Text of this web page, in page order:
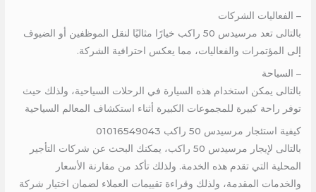
– الفعاليات الشركات
بالتالى تعد مرسيدس 50 راكب خيارًا مثاليًا لنقل الموظفين أو الضيوف
إلى المؤتمرات والفعاليات، مما يعكس احترافية الشركة.
– السياحة
بالتالى يمكن استخدام هذه السيارة في الرحلات السياحية، ولذلك حيث
توفر راحة كبيرة للمجموعات الكبيرة أثناء استكشاف المعالم السياحية
كيفية استئجار مرسيدس 50 راكب 01016549043
بالتالى لإيجار مرسيدس 50 راكب، يمكنك البحث عن شركات التأجير
المحلية التي تقدم هذه الخدمة. ولذلك تأكد من مقارنة الأسعار
والخدمات المقدمة، ولذلك وقراءة تقييمات العملاء لضمان اختيار شركة